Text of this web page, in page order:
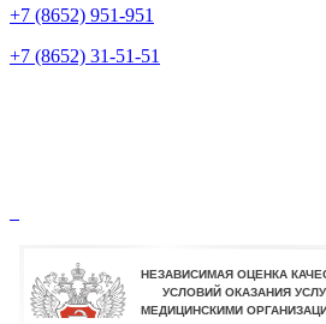
+7 (8652) 951-951
+7 (8652) 31-51-51